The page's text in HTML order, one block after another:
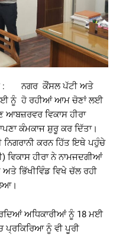
: ਨਗਰ ਕੌਂਸਲ ਪੱਟੀ ਅਤੇ
ਨੂੰ ਹੋ ਰਹੀਆਂ ਆਮ ਚੋਣਾਂ ਲਈ
ਵਿਕਾਸ ਹੀਰਾ
ਕੰਮਕਾਜ ਸ਼ੁਰੂ ਕਰ ਦਿੱਤਾ।
ਨਿਗਰਾਨੀ ਕਰਨ ਹਿੱਤ ਇਥੇ ਪਹੁੰਚੇ
ਵਿਕਾਸ ਹੀਰਾ ਨੇ ਨਾਮਜਦਗੀਆਂ
ਭਿੱਖੀਵਿੰਡ ਵਿਖੇ ਚੱਲ ਰਹੀ
ਅਧਿਕਾਰੀਆਂ ਨੂੰ 18 ਮਈ
ਪ੍ਰਕਿਰਿਆ ਨੂੰ ਵੀ ਪੂਰੀ